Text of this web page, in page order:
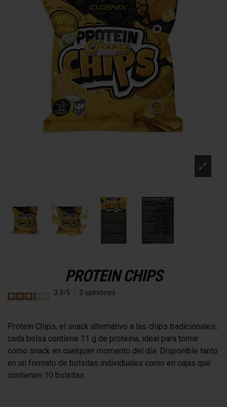
PROTEIN CHIPS
3.3/5 - 3 opiniones
Protein Chips, el snack alternativo a las chips tradicionales,
cada bolsa contiene 11 g de proteína, ideal para tomar
como snack en cualquier momento del día. Disponible tanto
en un formato de bolsitas individuales como en cajas que
contienen 10 bolsitas.